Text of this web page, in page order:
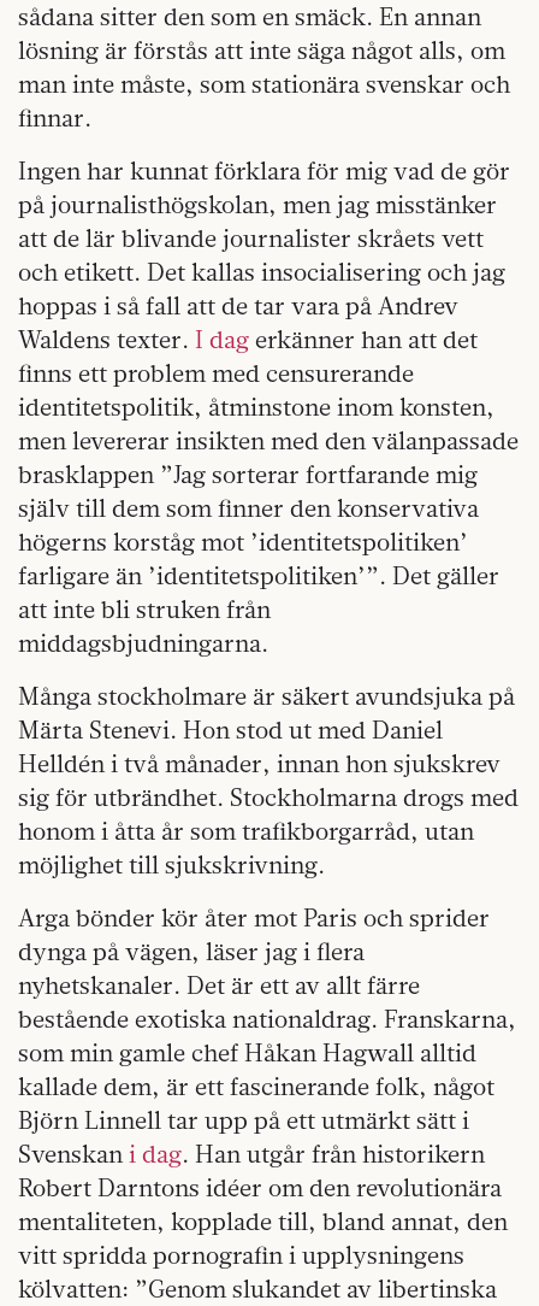
sådana sitter den som en smäck. En annan
lösning är förstås att inte säga något alls, om
man inte måste, som stationära svenskar och
finnar.
Ingen har kunnat förklara för mig vad de gör
på journalisthögskolan, men jag misstänker
att de lär blivande journalister skråets vett
och etikett. Det kallas insocialisering och jag
hoppas i så fall att de tar vara på Andrev
Waldens texter. I dag erkänner han att det
finns ett problem med censurerande
identitetspolitik, åtminstone inom konsten,
men levererar insikten med den välanpassade
brasklappen ”Jag sorterar fortfarande mig
själv till dem som finner den konservativa
högerns korståg mot ’identitetspolitiken’
farligare än ’identitetspolitiken’”. Det gäller
att inte bli struken från
middagsbjudningarna.
Många stockholmare är säkert avundsjuka på
Märta Stenevi. Hon stod ut med Daniel
Helldén i två månader, innan hon sjukskrev
sig för utbrändhet. Stockholmarna drogs med
honom i åtta år som trafikborgarråd, utan
möjlighet till sjukskrivning.
Arga bönder kör åter mot Paris och sprider
dynga på vägen, läser jag i flera
nyhetskanaler. Det är ett av allt färre
bestående exotiska nationaldrag. Franskarna,
som min gamle chef Håkan Hagwall alltid
kallade dem, är ett fascinerande folk, något
Björn Linnell tar upp på ett utmärkt sätt i
Svenskani dag. Han utgår från historikern
Robert Darntons idéer om den revolutionära
mentaliteten, kopplade till, bland annat, den
vitt spridda pornografin i upplysningens
kölvatten: ”Genom slukandet av libertinska